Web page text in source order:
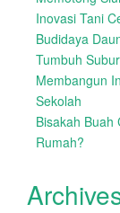
Inovasi Tani
Budidaya
Tumbuh
Membangun
Sekolah
Bisakah Buah
Rumah?